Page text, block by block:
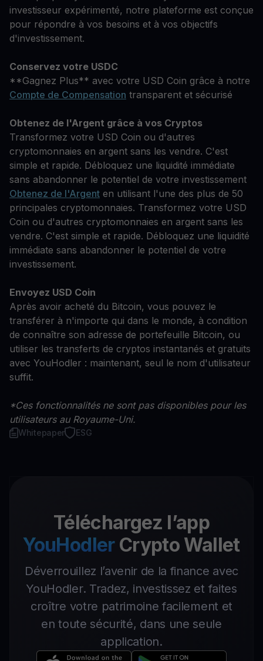
investisseur expérimenté, notre plateforme est conçue
pour répondre à vos besoins et à vos objectifs
d'investissement.
Conservez votre USDC
**Gagnez Plus** avec votre USD Coin grâce à notre
Compte de Compensation transparent et sécurisé
Obtenez de l'Argent grâce à vos Cryptos
Transformez votre USD Coin ou d'autres
cryptomonnaies en argent sans les vendre. C'est
simple et rapide. Débloquez une liquidité immédiate
sans abandonner le potentiel de votre investissement
Obtenez de l'Argent en utilisant l'une des plus de 50
principales cryptomonnaies. Transformez votre USD
Coin ou d'autres cryptomonnaies en argent sans les
vendre. C'est simple et rapide. Débloquez une liquidité
immédiate sans abandonner le potentiel de votre
investissement.
Envoyez USD Coin
Après avoir acheté du Bitcoin, vous pouvez le
transférer à n'importe qui dans le monde, à condition
de connaître son adresse de portefeuille Bitcoin, ou
utiliser les transferts de cryptos instantanés et gratuits
avec YouHodler : maintenant, seul le nom d'utilisateur
suffit.
*Ces fonctionnalités ne sont pas disponibles pour les
utilisateurs au Royaume-Uni.
Whitepaper ESG
Téléchargez l’app
YouHodler Crypto Wallet
Déverrouillez l’avenir de la finance avec
YouHodler. Tradez, investissez et faites
croître votre patrimoine facilement et
en toute sécurité, dans une seule
application.